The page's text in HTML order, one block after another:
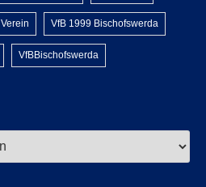
Verein VfB 1999 Bischofswerda
VfBBischofswerda